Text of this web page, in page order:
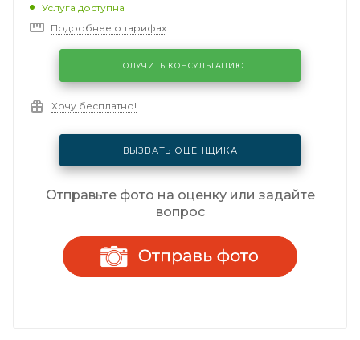
Услуга доступна
Подробнее о тарифах
ПОЛУЧИТЬ КОНСУЛЬТАЦИЮ
Хочу бесплатно!
ВЫЗВАТЬ ОЦЕНЩИКА
Отправьте фото на оценку или задайте
вопрос